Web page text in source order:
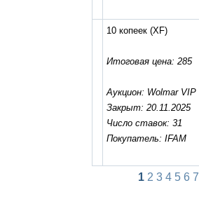
10 копеек(XF)
Итоговая цена: 285
Аукцион: Wolmar VIP
Закрыт: 20.11.2025
Число ставок: 31
Покупатель: IFAM
1 2 3 4 5 6 7